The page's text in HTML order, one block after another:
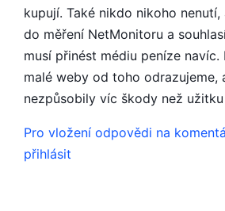
kupují. Také nikdo nikoho
do měření NetMonitoru a
musí přinést médiu peníze
malé weby od toho odrazujeme,
nezpůsobily víc škody než
Pro vložení odpovědi na
přihlásit